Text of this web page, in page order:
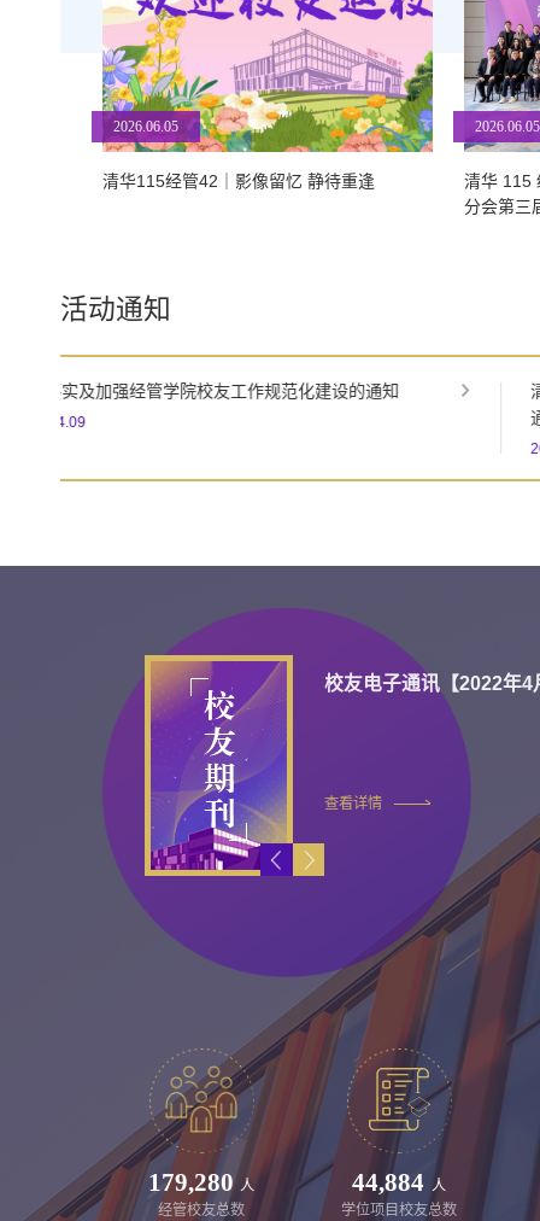
2026.06.05
清华115经管42｜影像留忆 静待重逢
2026.06.05
清华 115
分会第三
活动通知
清华¹¹¹经管 ³⁸|院长校友面对面暨闻道经管校庆特辑直播
通道首发
校友电子通讯【2022年3
查看详情
179,280 人
经管校友总数
44,884 人
学位项目校友总数